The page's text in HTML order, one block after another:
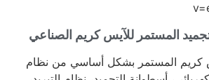
المستمر للآيس كريم الصناعي
كريم المستمر بشكل أساسي من نظام